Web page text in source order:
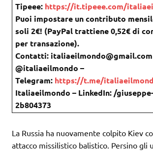
Tipeee: https://it.tipeee.com/
Puoi impostare un contributo
soli 2€! (PayPal trattiene 0,52€ di
per transazione).
Contatti:
@italiaeilmondo –
Telegram: https://t.me/
Italiaeilmondo – LinkedIn: /
2b804373
La Russia ha nuovamente colpito Kiev
attacco missilistico balistico. Persino gli